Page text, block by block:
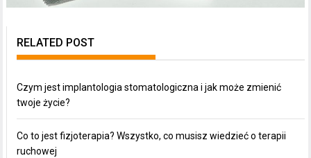
RELATED POST
Czym jest implantologia stomatologiczna i jak może zmienić
twoje życie?
Co to jest fizjoterapia? Wszystko, co musisz wiedzieć o terapii
ruchowej